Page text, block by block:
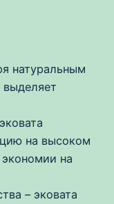
натуральным
на высоком
на
– эковата